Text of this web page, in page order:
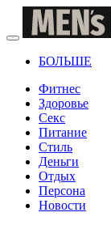
БОЛЬШЕ
Фитнес
Здоровье
Секс
Питание
Стиль
Деньги
Отдых
Персона
Новости